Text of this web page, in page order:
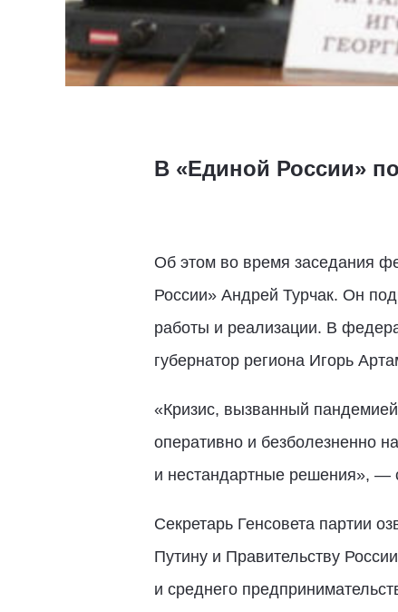
В «Единой России»
Об этом во время заседания
России» Андрей Турчак. Он
работы и реализации. В
губернатор региона Игорь
«Кризис, вызванный
оперативно и безболезненно
и нестандартные решения», —
Секретарь Генсовета партии
Путину и Правительству
и среднего